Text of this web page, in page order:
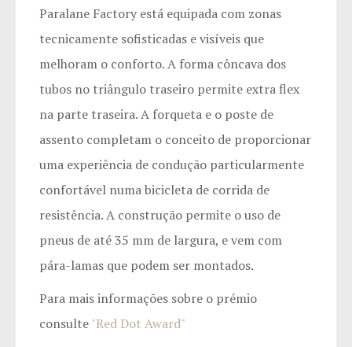
Paralane Factory está equipada com zonas
tecnicamente sofisticadas e visíveis que
melhoram o conforto. A forma côncava dos
tubos no triângulo traseiro permite extra flex
na parte traseira. A forqueta e o poste de
assento completam o conceito de proporcionar
uma experiência de condução particularmente
confortável numa bicicleta de corrida de
resistência. A construção permite o uso de
pneus de até 35 mm de largura, e vem com
pára-lamas que podem ser montados.
Para mais informações sobre o prémio
consulte"Red Dot Award"